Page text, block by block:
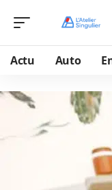
Actu Auto